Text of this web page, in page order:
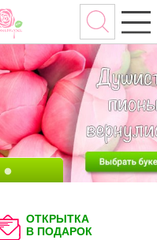
ОТКРЫТКА
В ПОДАРОК